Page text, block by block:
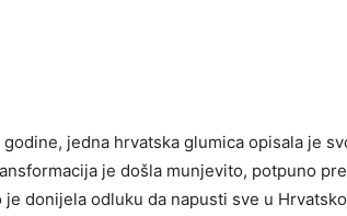
jedna hrvatska glumica opisala je
je došla munjevito, potpuno
je donijela odluku da napusti sve u